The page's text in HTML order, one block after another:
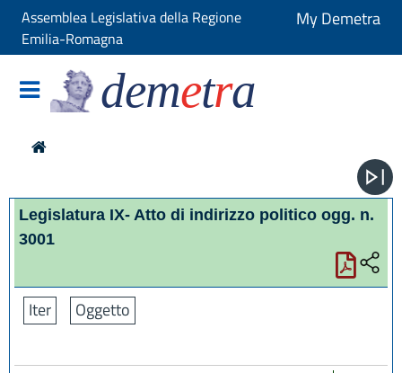
Assemblea Legislativa della Regione
Emilia-Romagna
My Demetra
demetra
Legislatura IX- Atto di indirizzo politico ogg. n.
3001
Iter Oggetto